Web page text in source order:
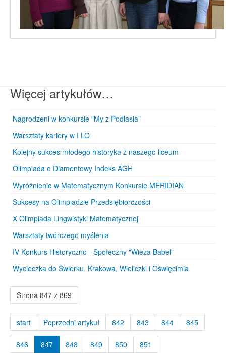
Więcej artykułów…
Nagrodzeni w konkursie "My z Podlasia"
Warsztaty kariery w I LO
Kolejny sukces młodego historyka z naszego liceum
Olimpiada o Diamentowy Indeks AGH
Wyróżnienie w Matematycznym Konkursie MERIDIAN
Sukcesy na Olimpiadzie Przedsiębiorczości
X Olimpiada Lingwistyki Matematycznej
Warsztaty twórczego myślenia
IV Konkurs Historyczno - Społeczny "Wieża Babel"
Wycieczka do Świerku, Krakowa, Wieliczki i Oświęcimia
Strona 847 z 869
start Poprzedni artykuł 842 843 844 845
846 847 848 849 850 851